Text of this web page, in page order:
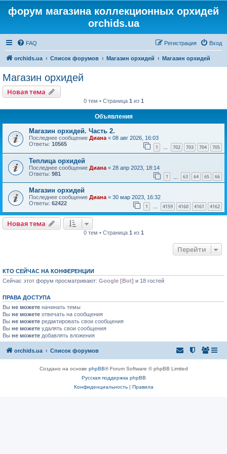
форум магазина коллекционных орхидей
orchids.ua
FAQ Вход
Регистрация
orchids.ua Список форумов Магазин орхидей Магазин орхидей
Магазин орхидей
Новая тема
0 тем • Страница 1 из 1
Объявления
Магазин орхидей. Часть 2.
Последнее сообщение Диана « 08 авг 2026, 16:03
Ответы: 10565 1 … 702 703 704 705
Теплица орхидей
Последнее сообщение Диана « 28 апр 2023, 18:14
Ответы: 981 1 63 64 65 66
Магазин орхидей
Последнее сообщение Диана « 30 мар 2023, 16:32
Ответы: 62422 1 … 4159 4160 4161 4162
Новая тема
0 тем • Страница 1 из 1
Перейти
КТО СЕЙЧАС НА КОНФЕРЕНЦИИ
Сейчас этот форум просматривают: Google [Bot] и 18 гостей
ПРАВА ДОСТУПА
Вы не можете начинать темы
Вы не можете отвечать на сообщения
Вы не можете редактировать свои сообщения
Вы не можете удалять свои сообщения
Вы не можете добавлять вложения
orchids.ua Список форумов
Создано на основе phpBB® Forum Software © phpBB Limited
Русская поддержка phpBB
Конфиденциальность| Правила